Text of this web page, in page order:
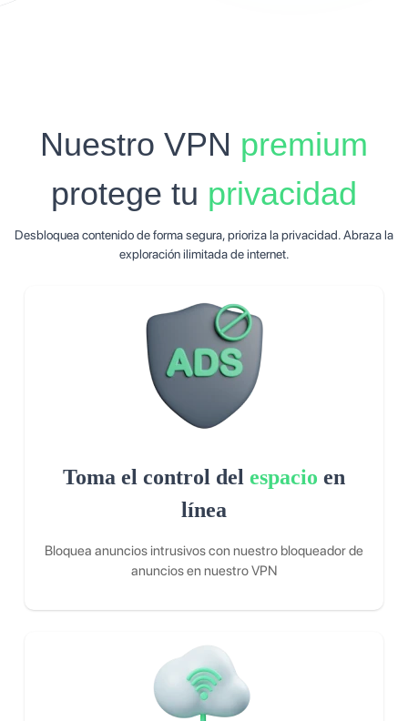
Nuestro VPN premium
protege tu privacidad
Desbloquea contenido de forma segura, prioriza la privacidad. Abraza la
exploración ilimitada de internet.
Toma el control del espacio en
línea
Bloquea anuncios intrusivos con nuestro bloqueador de
anuncios en nuestro VPN